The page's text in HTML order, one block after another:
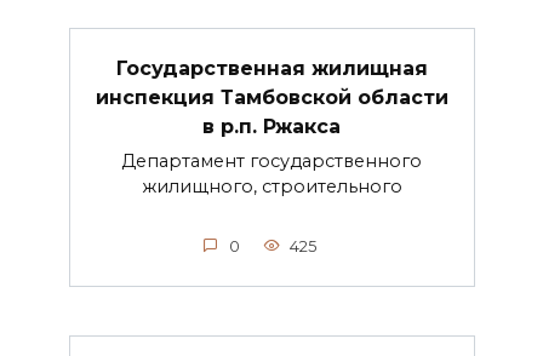
Государственная жилищная
инспекция Тамбовской области
в р.п. Ржакса
Департамент государственного
жилищного, строительного
0 425